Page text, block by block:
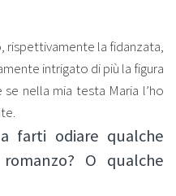
rispettivamente la fidanzata,
intrigato di più la figura
nella mia testa Maria l’ho
farti odiare qualche
O qualche